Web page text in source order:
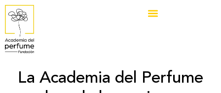
La Academia del Perfume